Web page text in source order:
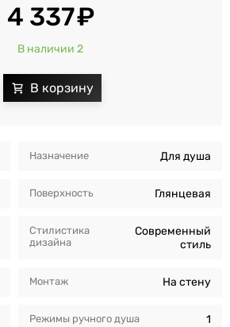
Назначение Для душа
Поверхность Глянцевая
Стилистика
дизайна
Современный
стиль
Монтаж На стену
Режимы ручного душа 1
4 337
В наличии 2